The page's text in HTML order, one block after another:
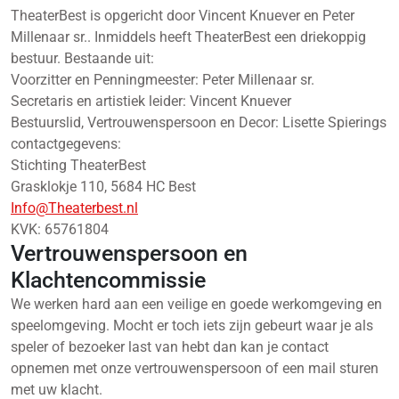
TheaterBest is opgericht door Vincent Knuever en Peter
Millenaar sr.. Inmiddels heeft TheaterBest een driekoppig
bestuur. Bestaande uit:
Voorzitter en Penningmeester: Peter Millenaar sr.
Secretaris en artistiek leider: Vincent Knuever
Bestuurslid, Vertrouwenspersoon en Decor: Lisette Spierings
contactgegevens:
Stichting TheaterBest
Grasklokje 110, 5684 HC Best
Info@Theaterbest.nl
KVK: 65761804
Vertrouwenspersoon en
Klachtencommissie
We werken hard aan een veilige en goede werkomgeving en
speelomgeving. Mocht er toch iets zijn gebeurt waar je als
speler of bezoeker last van hebt dan kan je contact
opnemen met onze vertrouwenspersoon of een mail sturen
met uw klacht.